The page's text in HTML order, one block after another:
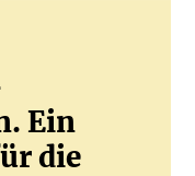
Ein
die